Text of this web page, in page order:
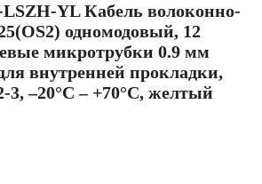
YL Кабель волоконно-
одномодовый, 12
микротрубки 0.9 мм
внутренней прокладки,
3, –20°C – +70°C, желтый